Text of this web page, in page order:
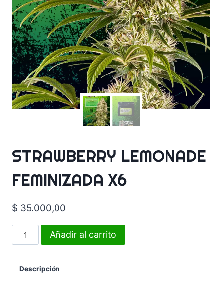
STRAWBERRY LEMONADE
FEMINIZADA X6
$ 35.000,00
Añadir al carrito
Descripción